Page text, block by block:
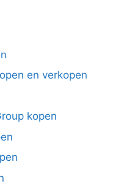
en verkopen
kopen